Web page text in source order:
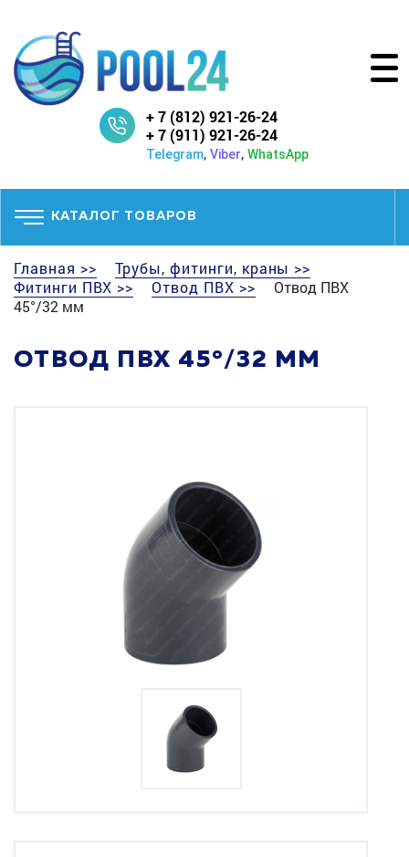
+ 7 (812) 921-26-24
+ 7 (911) 921-26-24
Telegram, Viber, WhatsApp
КАТАЛОГ ТОВАРОВ
Главная >>
Трубы, фитинги, краны >>
Фитинги ПВХ >>
Отвод ПВХ >>
Отвод ПВХ
45°/32 мм
ОТВОД ПВХ 45°/32 ММ